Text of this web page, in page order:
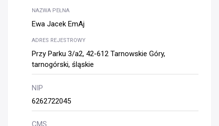
NAZWA PEŁNA
Ewa Jacek EmAj
ADRES REJESTROWY
Przy Parku 3/a2, 42-612 Tarnowskie Góry,
tarnogórski, śląskie
NIP
6262722045
CMS